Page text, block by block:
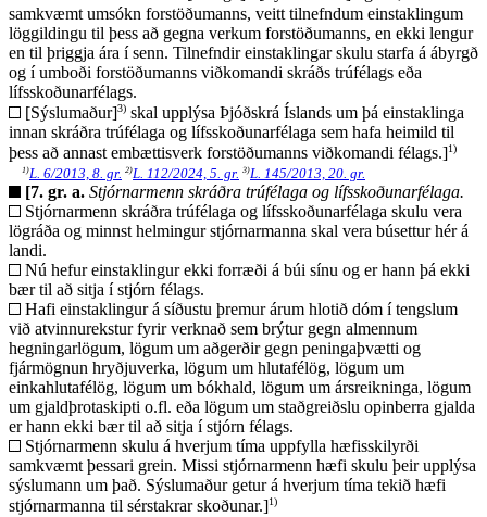
samkvæmt umsókn forstöðumanns, veitt tilnefndum einstaklingum
löggildingu til þess að gegna verkum forstöðumanns, en ekki lengur
en til þriggja ára í senn. Tilnefndir einstaklingar skulu starfa á ábyrgð
og í umboði forstöðumanns viðkomandi skráðs trúfélags eða
lífsskoðunarfélags.
[Sýslumaður]3) skal upplýsa Þjóðskrá Íslands um þá einstaklinga
innan skráðra trúfélaga og lífsskoðunarfélaga sem hafa heimild til
þess að annast embættisverk forstöðumanns viðkomandi félags.]1)
1)L. 6/2013, 8. gr. 2)L. 112/2024, 5. gr. 3)L. 145/2013, 20. gr.
[7. gr. a. Stjórnarmenn skráðra trúfélaga og lífsskoðunarfélaga.
Stjórnarmenn skráðra trúfélaga og lífsskoðunarfélaga skulu vera
lögráða og minnst helmingur stjórnarmanna skal vera búsettur hér á
landi.
Nú hefur einstaklingur ekki forræði á búi sínu og er hann þá ekki
bær til að sitja í stjórn félags.
Hafi einstaklingur á síðustu þremur árum hlotið dóm í tengslum
við atvinnurekstur fyrir verknað sem brýtur gegn almennum
hegningarlögum, lögum um aðgerðir gegn peningaþvætti og
fjármögnun hryðjuverka, lögum um hlutafélög, lögum um
einkahlutafélög, lögum um bókhald, lögum um ársreikninga, lögum
um gjaldþrotaskipti o.fl. eða lögum um staðgreiðslu opinberra gjalda
er hann ekki bær til að sitja í stjórn félags.
Stjórnarmenn skulu á hverjum tíma uppfylla hæfisskilyrði
samkvæmt þessari grein. Missi stjórnarmenn hæfi skulu þeir upplýsa
sýslumann um það. Sýslumaður getur á hverjum tíma tekið hæfi
stjórnarmanna til sérstakrar skoðunar.] 1)